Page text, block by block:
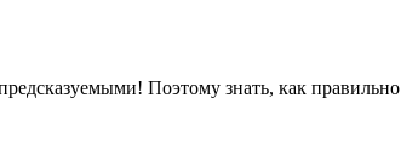
Поэтому знать, как правильно